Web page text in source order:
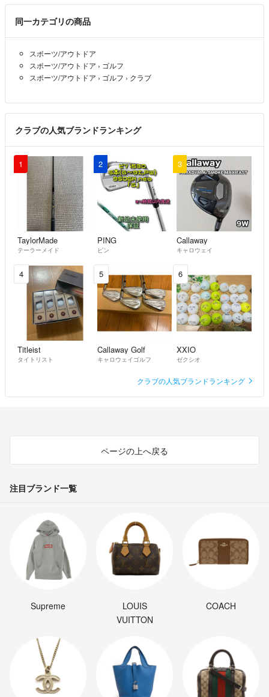
ご検討のほどよろしくお願いします。
りょう- 4年以上前
コメントありがとうございます！7000円でいけますか?
出品者 jb- 4年以上前
のほどよろしくお願いします。
よろしくお願いいたします！
出品者 jb- 4年以上前
返信ありがとうございます。
検討させていただきます。
５番ウッドで仕様してました！値下げは考えていません。
出品者 jb- 4年以上前
こんにちは。
このシャフトはフェアウェイウッドにて使用されてましたか？
同一カテゴリの商品
スポーツ/アウトドア
スポーツ/アウトドア › ゴルフ
スポーツ/アウトドア › ゴルフ › クラブ
クラブの人気ブランドランキング
1
TaylorMade
テーラーメイド
2
PING
ピン
3
Callaway
キャロウェイ
4
Titleist
タイトリスト
5
Callaway Golf
キャロウェイゴルフ
6
XXIO
ゼクシオ
クラブの人気ブランドランキング
ページの上へ戻る
注目ブランド一覧
Supreme
LOUIS
VUITTON
COACH